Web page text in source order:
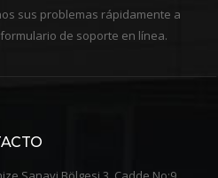
sus problemas rápidamente a
de soporte en línea.